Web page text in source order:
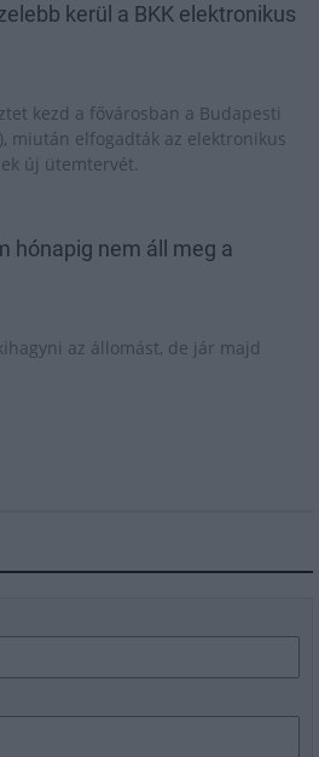
kerül a BKK elektronikus
kezd a fővárosban a Budapesti
miután elfogadták az elektronikus
új ütemtervét.
hónapig nem áll meg a
az állomást, de jár majd